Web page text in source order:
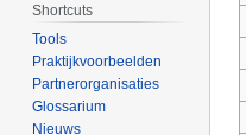
Shortcuts
Tools
Praktijkvoorbeelden
Partnerorganisaties
Glossarium
Nieuws